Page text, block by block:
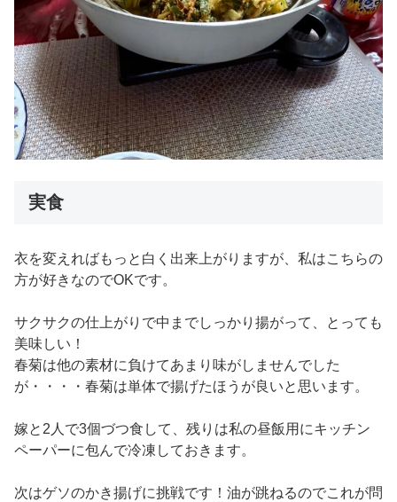
実食
衣を変えればもっと白く出来上がりますが、私はこちらの
方が好きなのでOKです。
サクサクの仕上がりで中までしっかり揚がって、とっても
美味しい！
春菊は他の素材に負けてあまり味がしませんでした
が・・・・春菊は単体で揚げたほうが良いと思います。
嫁と2人で3個づつ食して、残りは私の昼飯用にキッチン
ペーパーに包んで冷凍しておきます。
次はゲソのかき揚げに挑戦です！油が跳ねるのでこれが問